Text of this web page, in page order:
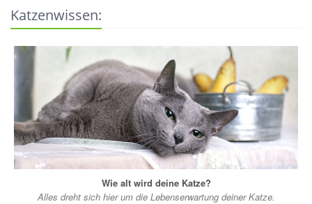
Katzenwissen:
Wie alt wird deine Katze?
Alles dreht sich hier um die Lebenserwartung deiner Katze.